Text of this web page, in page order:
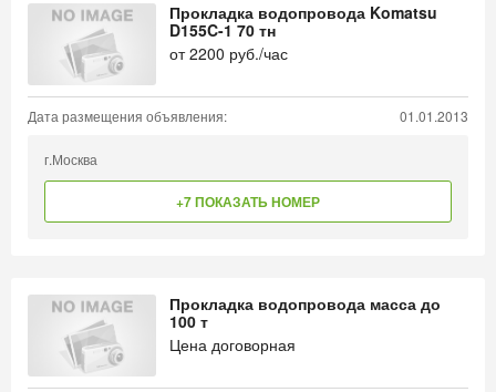
Прокладка водопровода Komatsu
D155C-1 70 тн
от2200 руб./час
Дата размещения объявления: 01.01.2013
г.Москва
+7 ПОКАЗАТЬ НОМЕР
Прокладка водопровода масса до
100 т
Цена договорная